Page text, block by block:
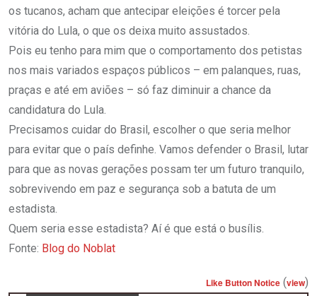
os tucanos, acham que antecipar eleições é torcer pela
vitória do Lula, o que os deixa muito assustados.
Pois eu tenho para mim que o comportamento dos petistas
nos mais variados espaços públicos – em palanques, ruas,
praças e até em aviões – só faz diminuir a chance da
candidatura do Lula.
Precisamos cuidar do Brasil, escolher o que seria melhor
para evitar que o país definhe. Vamos defender o Brasil, lutar
para que as novas gerações possam ter um futuro tranquilo,
sobrevivendo em paz e segurança sob a batuta de um
estadista.
Quem seria esse estadista? Aí é que está o busílis.
Fonte: Blog do Noblat
Like Button Notice (view)